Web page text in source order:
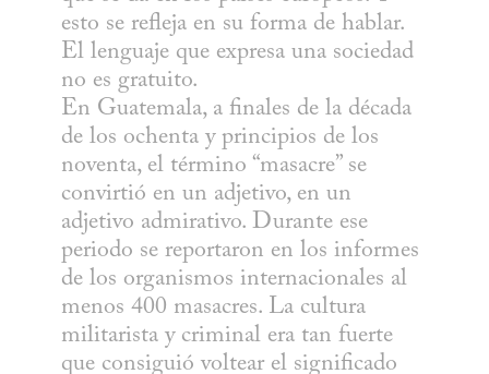
esto se refleja en su forma de hablar.
El lenguaje que expresa una sociedad
no es gratuito.
En Guatemala, a finales de la década
de los ochenta y principios de los
noventa, el término “masacre” se
convirtió en un adjetivo, en un
adjetivo admirativo. Durante ese
periodo se reportaron en los informes
de los organismos internacionales al
menos 400 masacres. La cultura
militarista y criminal era tan fuerte
que consiguió voltear el significado